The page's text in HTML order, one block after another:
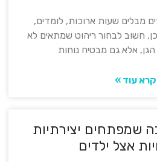
מבלים שעות ארוכות, לומדים,
חשוב לבחור ריהוט שמתאים לא
אלא גם מבטיח נוחות
קרא עוד »
שמפתחים יצירתיות
אצל ילדים